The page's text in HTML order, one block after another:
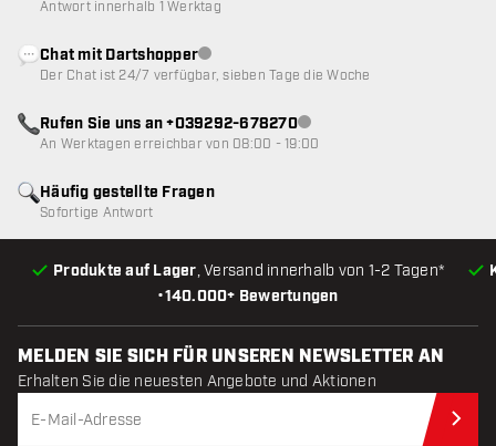
•140.000+ Bewertungen
Produkte auf Lager, Versand innerhalb von 1-2 Tagen*
Häufig gestellte Fragen
Sofortige Antwort
Antwort innerhalb 1 Werktag
Chat mit DartshopperKundenservice nicht verfügbar
Der Chat ist 24/7 verfügbar, sieben Tage die Woche
Rufen Sie uns an +039292-678270Kundenservice nicht
An Werktagen erreichbar von 08:00 - 19:00
MELDEN SIE SICH FÜR UNSEREN NEWSLETTER AN
Erhalten Sie die neuesten Angebote und Aktionen